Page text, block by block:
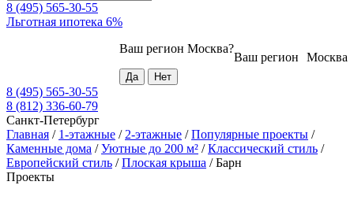
8 (495) 565-30-55
Льготная ипотека 6%
Москва
Ваш регион
Ваш регион Москва?
8 (495) 565-30-55
8 (812) 336-60-79
Санкт-Петербург
Главная / 1-этажные / 2-этажные /Популярные проекты /
Каменные дома /Уютные до 200 м² /Классический стиль /
Европейский стиль /Плоская крыша /Барн
Проекты